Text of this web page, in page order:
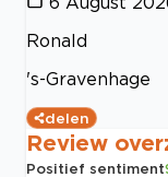
Ronald
's-Gravenhage
delen
Review
Positief sentiment